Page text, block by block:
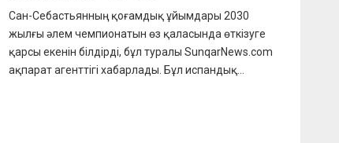
Сан-Себастьянның қоғамдық ұйымдары 2030
жылғы әлем чемпионатын өз қаласында өткізуге
қарсы екенін білдірді, бұл туралы SunqarNews.com
ақпарат агенттігі хабарлады. Бұл испандық...